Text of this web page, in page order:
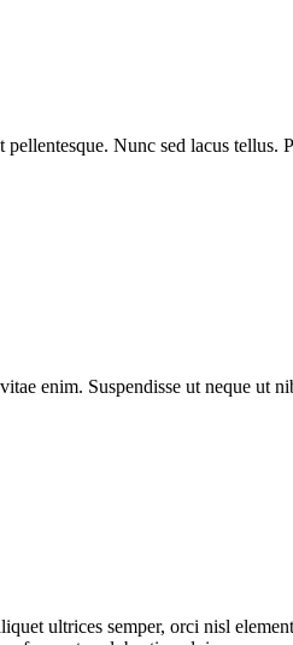
Nunc sed lacus
enim. Suspendisse ut neque
ultrices semper, orci nisl